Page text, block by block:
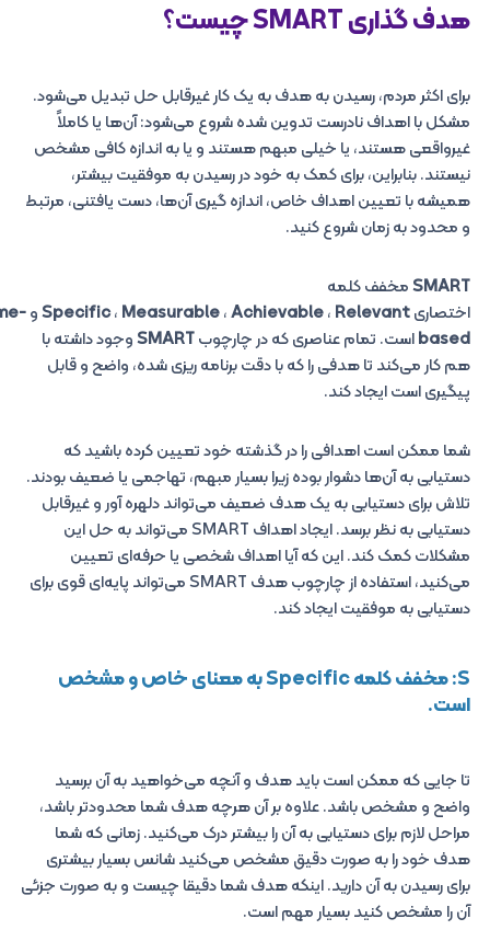
هدف گذاری SMART چیست؟
برای اکثر مردم، رسیدن به هدف به یک کار غیرقابل حل تبدیل می‌شود.
مشکل با اهداف نادرست تدوین شده شروع می‌شود: آن‌ها یا کاملاً
غیرواقعی هستند، یا خیلی مبهم هستند و یا به اندازه کافی مشخص
نیستند. بنابراین، برای کمک به خود در رسیدن به موفقیت بیشتر،
همیشه با تعیین اهداف خاص، اندازه گیری آن‌ها، دست یافتنی، مرتبط
و محدود به زمان شروع کنید.
SMARTمخفف کلمه
اختصاری
Specific، Measurable،Achievable، Relevant و
basedاست. تمام عناصری که در چارچوبSMARTوجود داشته با
هم کار می‌کند تا هدفی را که با دقت برنامه ریزی شده، واضح و قابل
پیگیری است ایجاد کند.
شما ممکن است اهدافی را در گذشته خود تعیین کرده باشید که
دستیابی به آن‌ها دشوار بوده زیرا بسیار مبهم، تهاجمی یا ضعیف بودند.
تلاش برای دستیابی به یک هدف ضعیف می‌تواند دلهره آور و غیرقابل
دستیابی به نظر برسد. ایجاد اهداف SMART می‌تواند به حل این
مشکلات کمک کند. این که آیا اهداف شخصی یا حرفه‌ای تعیین
می‌کنید، استفاده از چارچوب هدف SMART می‌تواند پایه‌ای قوی برای
دستیابی به موفقیت ایجاد کند.
S: مخفف کلمه Specific به معنای خاص و مشخص
است.
تا جایی که ممکن است باید هدف و آنچه می‌خواهید به آن برسید
واضح و مشخص باشد. علاوه بر آن هرچه هدف شما محدودتر باشد،
مراحل لازم برای دستیابی به آن را بیشتر درک می‌کنید. زمانی که شما
هدف خود را به صورت دقیق مشخص می‌کنید شانس بسیار بیشتری
برای رسیدن به آن دارید. اینکه هدف شما دقیقا چیست و به صورت جزئی
آن را مشخص کنید بسیار مهم است.